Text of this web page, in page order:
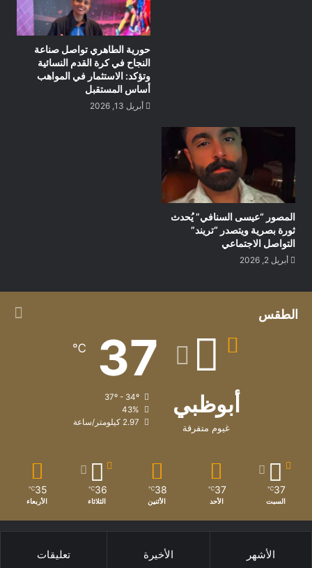
حورية الطاهري تواصل صناعة
النجاح في كرة القدم النسائية
وتؤكد: الاستثمار في المواهب
أساس المستقبل
أبريل 13, 2026
المصور “عيسى السنافي” يُحدث
ثورة بصرية ويتصدر “تريند”
التواصل الاجتماعي
أبريل 2, 2026
الطقس
أبوظبي
غيوم متفرقة
37
℃
37º - 34º
43%
2.97 كيلومتر/ساعة
37
℃
السبت
37
℃
الأحد
38
℃
الأثنين
36
℃
الثلاثاء
35
℃
الأربعاء
الأشهر الأخيرة تعليقات